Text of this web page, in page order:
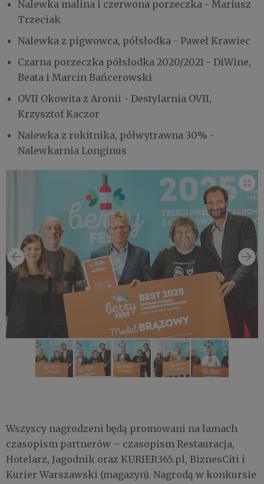
Nalewka malina i czerwona porzeczka - Mariusz
Trzeciak
Nalewka z pigwowca, półsłodka - Paweł Krawiec
Czarna porzeczka półsłodka 2020/2021 - DiWine,
Beata i Marcin Bańcerowski
OVII Okowita z Aronii - Destylarnia OVII,
Krzysztof Kaczor
Nalewka z rokitnika, półwytrawna 30% -
Nalewkarnia Longinus
Wszyscy nagrodzeni będą promowani na łamach
czasopism partnerów – czasopism Restauracja,
Hotelarz, Jagodnik oraz KURIER365.pl, BiznesCiti i
Kurier Warszawski (magazyn). Nagrodą w konkursie